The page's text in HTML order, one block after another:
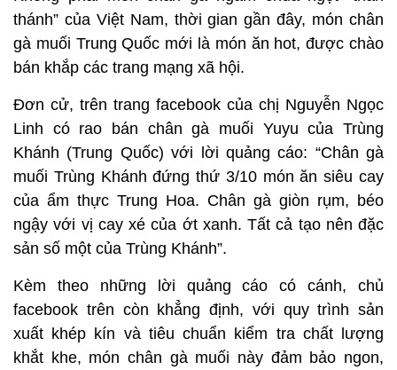
thánh” của Việt Nam, thời gian gần đây, món chân
gà muối Trung Quốc mới là món ăn hot, được chào
bán khắp các trang mạng xã hội.
Đơn cử, trên trang facebook của chị Nguyễn Ngọc
Linh có rao bán chân gà muối Yuyu của Trùng
Khánh (Trung Quốc) với lời quảng cáo: “Chân gà
muối Trùng Khánh đứng thứ 3/10 món ăn siêu cay
của ẩm thực Trung Hoa. Chân gà giòn rụm, béo
ngậy với vị cay xé của ớt xanh. Tất cả tạo nên đặc
sản số một của Trùng Khánh”.
Kèm theo những lời quảng cáo có cánh, chủ
facebook trên còn khẳng định, với quy trình sản
xuất khép kín và tiêu chuẩn kiểm tra chất lượng
khắt khe, món chân gà muối này đảm bảo ngon,